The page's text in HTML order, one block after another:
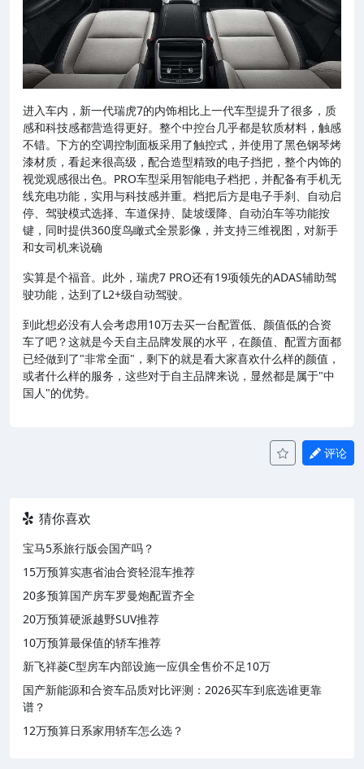
进入车内，新一代瑞虎7的内饰相比上一代车型提升了很多，质
感和科技感都营造得更好。整个中控台几乎都是软质材料，触感
不错。下方的空调控制面板采用了触控式，并使用了黑色钢琴烤
漆材质，看起来很高级，配合造型精致的电子挡把，整个内饰的
视觉观感很出色。PRO车型采用智能电子档把，并配备有手机无
线充电功能，实用与科技感并重。档把后方是电子手刹、自动启
停、驾驶模式选择、车道保持、陡坡缓降、自动泊车等功能按
键，同时提供360度鸟瞰式全景影像，并支持三维视图，对新手
和女司机来说确
实算是个福音。此外，瑞虎7 PRO还有19项领先的ADAS辅助驾
驶功能，达到了L2+级自动驾驶。
到此想必没有人会考虑用10万去买一台配置低、颜值低的合资
车了吧？这就是今天自主品牌发展的水平，在颜值、配置方面都
已经做到了"非常全面"，剩下的就是看大家喜欢什么样的颜值，
或者什么样的服务，这些对于自主品牌来说，显然都是属于"中
国人"的优势。
评论
猜你喜欢
宝马5系旅行版会国产吗？
15万预算实惠省油合资轻混车推荐
20多预算国产房车罗曼炮配置齐全
20万预算硬派越野SUV推荐
10万预算最保值的轿车推荐
新飞祥菱C型房车内部设施一应俱全售价不足10万
国产新能源和合资车品质对比评测：2026买车到底选谁更靠
谱？
12万预算日系家用轿车怎么选？